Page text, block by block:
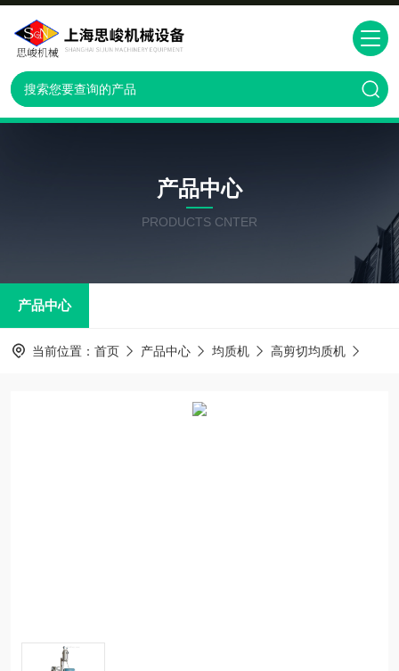
产品中心
PRODUCTS CNTER
产品中心
当前位置： 首页 产品中心 均质机 高剪切均质机